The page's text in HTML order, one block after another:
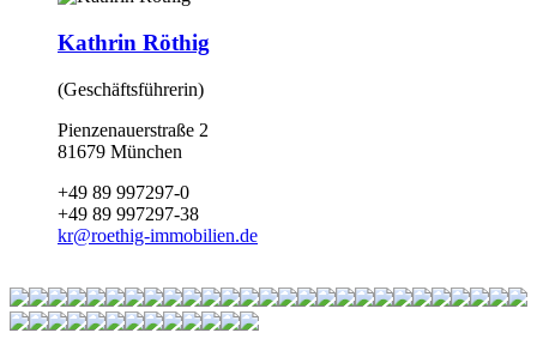
Kathrin Röthig
(Geschäftsführerin)
Pienzenauerstraße 2
81679 München
+49 89 997297-0
+49 89 997297-38
kr@roethig-immobilien.de